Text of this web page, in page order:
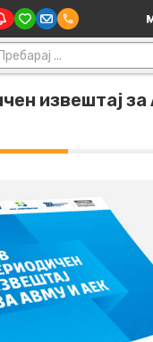
Main
за:
извештај